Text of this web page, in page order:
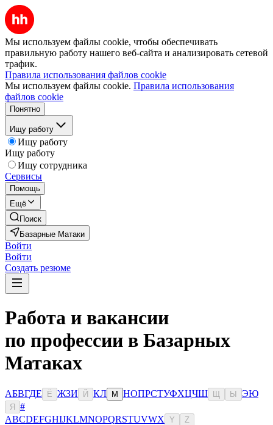
Мы используем файлы cookie, чтобы обеспечивать
правильную работу нашего веб-сайта и анализировать сетевой
трафик.
Правила использования файлов cookie
Мы используем файлы cookie. Правила использования
файлов cookie
Понятно
Ищу работу
Ищу работу
Ищу работу
Ищу сотрудника
Сервисы
Помощь
Ещё
Поиск
Базарные Матаки
Войти
Войти
Создать резюме
Работа и вакансии
по профессии в Базарных
Матаках
АБВГДЕ Ё ЖЗИ Й КЛ М НОПРСТУФХЦЧШ Ы ЭЮ
Я
#
ABCDEFGHIJKLMNOPQRSTUVWX Y Z